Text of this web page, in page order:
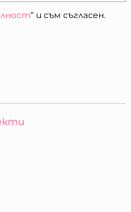
“ и съм съгласен.